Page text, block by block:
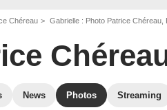
Chéreau Gabrielle : Photo Patrice
News Photos Streaming